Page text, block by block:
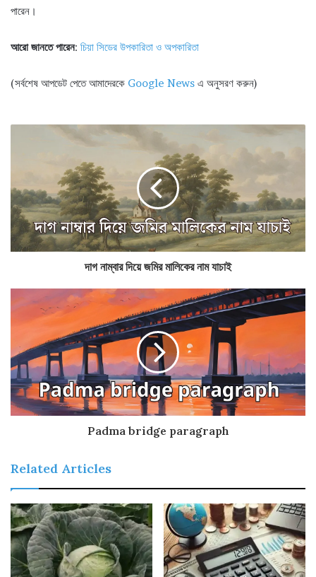
পারেন।
আরো জানতে পারেন: চিয়া সিডের উপকারিতা ও অপকারিতা
(সর্বশেষ আপডেট পেতে আমাদেরকে Google News এ অনুসরণ করুন)
দাগ নাম্বার দিয়ে জমির মালিকের নাম যাচাই
Padma bridge paragraph
Related Articles